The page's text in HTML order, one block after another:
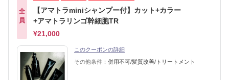
全
員
【アマトラminiシャンプー付】カット+カラー
+アマトラリンゴ幹細胞TR
¥21,000
このクーポンの詳細
その他条件： 併用不可/髪質改善/トリートメント